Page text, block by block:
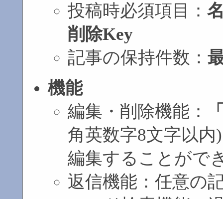
投稿時必須項目：
削除Key
記事の保持件数：
機能
編集・削除機能：
角英数字8文字以
編集することがで
返信機能：任意の